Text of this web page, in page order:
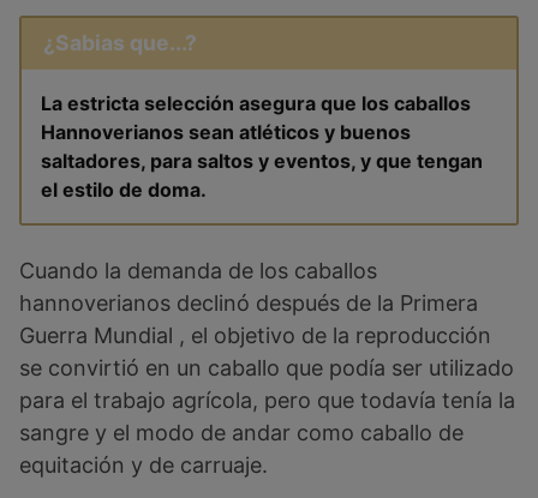
¿Sabias que...?
La estricta selección asegura que los caballos
Hannoverianos sean atléticos y buenos
saltadores, para saltos y eventos, y que tengan
el estilo de doma.
Cuando la demanda de los caballos
hannoverianos declinó después de la Primera
Guerra Mundial , el objetivo de la reproducción
se convirtió en un caballo que podía ser utilizado
para el trabajo agrícola, pero que todavía tenía la
sangre y el modo de andar como caballo de
equitación y de carruaje.